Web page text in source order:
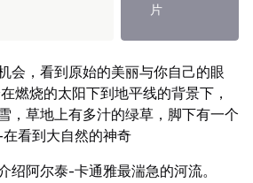
片
会，看到原始的美丽与你自己的眼
燃烧的太阳下到地平线的背景下，
，草地上有多汁的绿草，脚下有一个
看到大自然的神奇
绍阿尔泰-卡通雅最湍急的河流。